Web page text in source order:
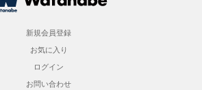
新規会員登録
お気に入り
ログイン
お問い合わせ